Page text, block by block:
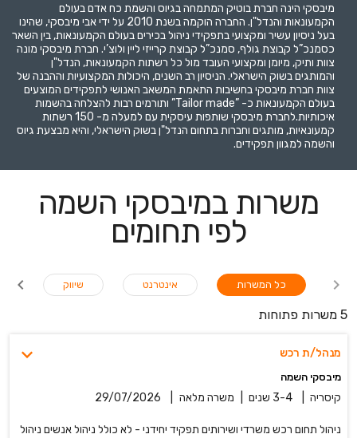
מיבסקי הינה חברת בוטיק המתמחה בגיוס והשמת כח אדם בעולם
הקמעונאות והנדל"ן. החברה הוקמה בשנת 2010 על ידי אבי מיבסקי, שהינו
בעל ניסיון עשיר ומקצועי בתפקידי ניהול בכירים בעולם הקמעונאות, בין השאר
כסמנכ”ל קבוצת גולף, סמנכ”ל קבוצת קרייזי ליין ולוצ’י. חברת מיבסקי מונה
צוות ותיק, מיומן ומקצועי העובד מול כל רשתות הקמעונאות, הנדל"ן
והמותגים בשוק הישראלי. הניסיון רב השנים, היכולות המקצועיות וההבנה של
צוות חברת מיבסקי בחשיבות התאמת המשאב האנושי לתפקידים המוצעים
בעולם הקמעונאות כ- ”Tailor made” ותורמים רבות להצלחה בהשמות
איכותיות.לחברת מיבסקי שותפות עיסקית עם למעלה מ- 150 רשתות
קמעונאיות, מותגים וחברות בתחום הנדל"ן בשוק הישראלי, והיא מבצעת גיוס
והשמה למגוון תפקידים.
משרות במיבסקי השמה
לפי תחומים
שיווק אינטרנט כל המשרות
5 משרות פתוחות
מנהל/ת רכש
מיבסקי השמה
קיסריה 3-4 שנים משרה מלאה 29/07/2026
ניהול תחום רכש משרדי ושירותים תפקיד יחידני - לא כולל ניהול אנשים ניהול